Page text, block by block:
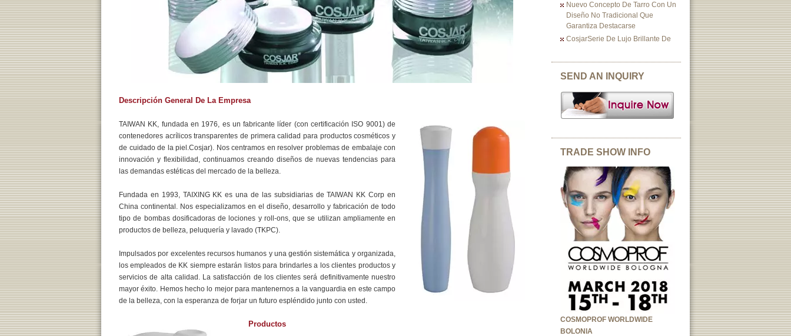
Descripción General De La Empresa
TAIWAN KK, fundada en 1976, es un fabricante líder (con certificación ISO 9001) de
contenedores acrílicos transparentes de primera calidad para productos cosméticos y
de cuidado de la piel.Cosjar). Nos centramos en resolver problemas de embalaje con
innovación y flexibilidad, continuamos creando diseños de nuevas tendencias para
las demandas estéticas del mercado de la belleza.
Fundada en 1993, TAIXING KK es una de las subsidiarias de TAIWAN KK Corp en
China continental. Nos especializamos en el diseño, desarrollo y fabricación de todo
tipo de bombas dosificadoras de lociones y roll-ons, que se utilizan ampliamente en
productos de belleza, peluquería y lavado (TKPC).
Impulsados ​​por excelentes recursos humanos y una gestión sistemática y organizada,
los empleados de KK siempre estarán listos para brindarles a los clientes productos y
servicios de alta calidad. La satisfacción de los clientes será definitivamente nuestro
mayor éxito. Hemos hecho lo mejor para mantenernos a la vanguardia en este campo
de la belleza, con la esperanza de forjar un futuro espléndido junto con usted.
Productos
Nuevo Concepto De Tarro Con Un
Diseño No Tradicional Que
Garantiza Destacarse
CosjarSerie De Lujo Brillante De
SEND AN INQUIRY
TRADE SHOW INFO
COSMOPROF WORLDWIDE
BOLONIA